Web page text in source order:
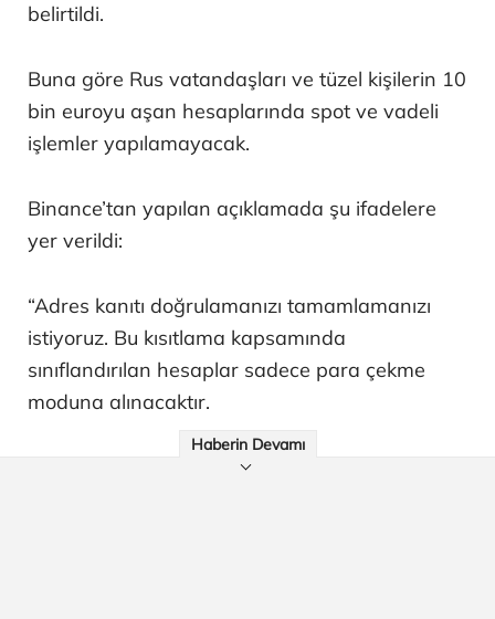
belirtildi.
Buna göre Rus vatandaşları ve tüzel kişilerin 10
bin euroyu aşan hesaplarında spot ve vadeli
işlemler yapılamayacak.
Binance’tan yapılan açıklamada şu ifadelere
yer verildi:
“Adres kanıtı doğrulamanızı tamamlamanızı
istiyoruz. Bu kısıtlama kapsamında
sınıflandırılan hesaplar sadece para çekme
moduna alınacaktır.
Haberin Devamı